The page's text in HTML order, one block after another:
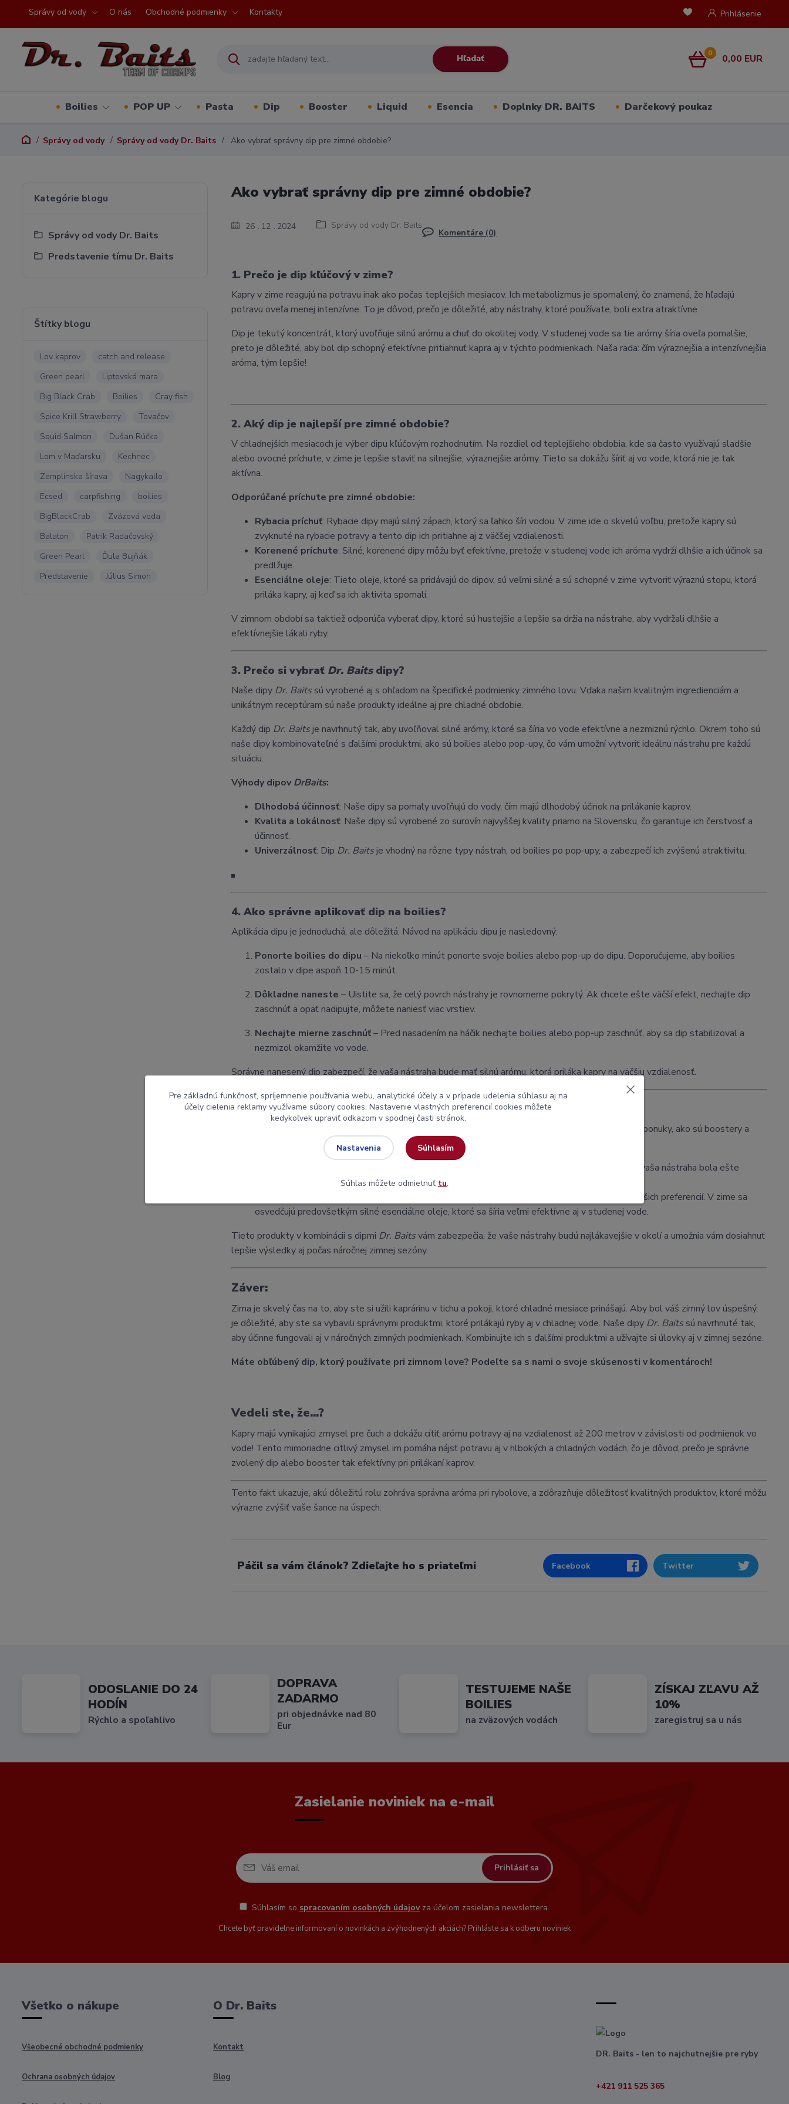
Správy od vody O nás Obchodné podmienky Kontakty Prihlásenie
Hľadať 0 0,00 EUR
Boilies POP UP Pasta Dip Booster Liquid Esencia Doplnky DR. BAITS Darčekový poukaz
Správy od vody Správy od vody Dr. Baits Ako vybrať správny dip pre zimné obdobie?
Kategórie blogu
Správy od vody Dr. Baits
Predstavenie tímu Dr. Baits
Štítky blogu
Lov kaprov
catch and release
Green pearl
Liptovská mara
Big Black Crab
Boilies
Cray fish
Spice Krill Strawberry
Tovačov
Squid Salmon
Dušan Rúčka
Lom v Maďarsku
Kechnec
Zemplínska šírava
Nagykallo
Ecsed
carpfishing
boilies
BigBlackCrab
Zväzová voda
Balaton
Patrik Radačovský
Green Pearl
Ďula Bujňák
Predstavenie
Július Simon
26 12 2024 Správy od vody Dr. Baits
Komentáre (0)
Ako vybrať správny dip pre zimné obdobie?
1. Prečo je dip kľúčový v zime?
Kapry v zime reagujú na potravu inak ako počas teplejších mesiacov. Ich metabolizmus je spomalený, čo znamená, že hľadajú
potravu oveľa menej intenzívne. To je dôvod, prečo je dôležité, aby nástrahy, ktoré používate, boli extra atraktívne.
Dip je tekutý koncentrát, ktorý uvoľňuje silnú arómu a chuť do okolitej vody. V studenej vode sa tie arómy šíria oveľa pomalšie,
preto je dôležité, aby bol dip schopný efektívne pritiahnuť kapra aj v týchto podmienkach. Naša rada: čím výraznejšia a intenzívnejšia
aróma, tým lepšie!
2. Aký dip je najlepší pre zimné obdobie?
V chladnejších mesiacoch je výber dipu kľúčovým rozhodnutím. Na rozdiel od teplejšieho obdobia, kde sa často využívajú sladšie
alebo ovocné príchute, v zime je lepšie staviť na silnejšie, výraznejšie arómy. Tieto sa dokážu šíriť aj vo vode, ktorá nie je tak
aktívna.
Odporúčané príchute pre zimné obdobie:
Rybacia príchuť: Rybacie dipy majú silný zápach, ktorý sa ľahko šíri vodou. V zime ide o skvelú voľbu, pretože kapry sú
zvyknuté na rybacie potravy a tento dip ich pritiahne aj z väčšej vzdialenosti.
Korenené príchute: Silné, korenené dipy môžu byť efektívne, pretože v studenej vode ich aróma vydrží dlhšie a ich účinok sa
predlžuje.
Esenciálne oleje: Tieto oleje, ktoré sa pridávajú do dipov, sú veľmi silné a sú schopné v zime vytvoriť výraznú stopu, ktorá
priláka kapry, aj keď sa ich aktivita spomalí.
V zimnom období sa taktiež odporúča vyberať dipy, ktoré sú hustejšie a lepšie sa držia na nástrahe, aby vydržali dlhšie a
efektívnejšie lákali ryby.
3. Prečo si vybrať Dr. Baitsdipy?
Naše dipy Dr. Baits sú vyrobené aj s ohľadom na špecifické podmienky zimného lovu. Vďaka našim kvalitným ingredienciám a
unikátnym receptúram sú naše produkty ideálne aj pre chladné obdobie.
Každý dip Dr. Baitsje navrhnutý tak, aby uvoľňoval silné arómy, ktoré sa šíria vo vode efektívne a nezmiznú rýchlo. Okrem toho sú
naše dipy kombinovateľné s ďalšími produktmi, ako sú boilies alebo pop-upy, čo vám umožní vytvoriť ideálnu nástrahu pre každú
situáciu.
Výhody dipovDrBaits:
Dlhodobá účinnosť: Naše dipy sa pomaly uvoľňujú do vody, čím majú dlhodobý účinok na prilákanie kaprov.
Kvalita a lokálnosť: Naše dipy sú vyrobené zo surovín najvyššej kvality priamo na Slovensku, čo garantuje ich čerstvosť a
účinnosť.
Univerzálnosť: Dip Dr. Baitsje vhodný na rôzne typy nástrah, od boilies po pop-upy, a zabezpečí ich zvýšenú atraktivitu.
4. Ako správne aplikovať dip na boilies?
Aplikácia dipu je jednoduchá, ale dôležitá. Návod na aplikáciu dipu je nasledovný:
Ponorte boilies do dipu – Na niekoľko minút ponorte svoje boilies alebo pop-up do dipu. Doporučujeme, aby boilies
zostalo v dipe aspoň 10-15 minút.
Dôkladne naneste – Uistite sa, že celý povrch nástrahy je rovnomerne pokrytý. Ak chcete ešte väčší efekt, nechajte dip
zaschnúť a opäť nadipujte, môžete naniesť viac vrstiev.
Nechajte mierne zaschnúť– Pred nasadením na háčik nechajte boilies alebo pop-up zaschnúť, aby sa dip stabilizoval a
nezmizol okamžite vo vode.
Správne nanesený dip zabezpečí, že vaša nástraha bude mať silnú arómu, ktorá priláka kapry na väčšiu vzdialenosť.
5. Tipy na ďalšie produkty: Boostery a esencie
Ak chcete zvýšiť atraktivitu vašich nástrah, odporúčame kombinovať dipy s ďalšími produktmi z našej ponuky, ako sú boostery a
: Tieto produkty pomáhajú zvýšiť intenzitu vône a chuti nástrahy. Pokiaľ chcete, aby vaša nástraha bola ešte
lákavejšia, booster je skvelým doplnkom k dipu.
: Používanie esencií vám umožní prispôsobiť vôňu a chuť vašich nástrah presne podľa vašich preferencií. V zime sa
osvedčujú predovšetkým silné esenciálne oleje, ktoré sa šíria veľmi efektívne aj v studenej vode.
Tieto produkty v kombinácii s dipmi Dr. Baitsvám zabezpečia, že vaše nástrahy budú najlákavejšie v okolí a umožnia vám dosiahnuť
lepšie výsledky aj počas náročnej zimnej sezóny.
Záver:
Zima je skvelý čas na to, aby ste si užili kaprárinu v tichu a pokoji, ktoré chladné mesiace prinášajú. Aby bol váš zimný lov úspešný,
je dôležité, aby ste sa vybavili správnymi produktmi, ktoré prilákajú ryby aj v chladnej vode. Naše dipy Dr. Baits sú navrhnuté tak,
aby účinne fungovali aj v náročných zimných podmienkach. Kombinujte ich s ďalšími produktmi a užívajte si úlovky aj v zimnej sezóne.
Máte obľúbený dip, ktorý používate pri zimnom love? Podeľte sa s nami o svoje skúsenosti v komentároch!
Vedeli ste, že...?
Kapry majú vynikajúci zmysel pre čuch a dokážu cítiť arómu potravy aj na vzdialenosť až 200 metrov v závislosti od podmienok vo
vode! Tento mimoriadne citlivý zmysel im pomáha nájsť potravu aj v hlbokých a chladných vodách, čo je dôvod, prečo je správne
zvolený dip alebo booster tak efektívny pri prilákaní kaprov.
Tento fakt ukazuje, akú dôležitú rolu zohráva správna aróma pri rybolove, a zdôrazňuje dôležitosť kvalitných produktov, ktoré môžu
výrazne zvýšiť vaše šance na úspech.
Páčil sa vám článok? Zdieľajte ho s priateľmi Facebook Twitter
ODOSLANIE DO 24
HODÍN
Rýchlo a spoľahlivo
DOPRAVA
ZADARMO
pri objednávke nad 80
Eur
TESTUJEME NAŠE
BOILIES
na zväzových vodách
ZÍSKAJ ZĽAVU AŽ
10%
zaregistruj sa u nás
Zasielanie noviniek na e-mail
Prihlásiť sa
Súhlasím so spracovaním osobných údajovza účelom zasielania newslettera.
Chcete byť pravidelne informovaní o novinkách a zvýhodnených akciách? Prihláste sa k odberu noviniek
Všetko o nákupe
Všeobecné obchodné podmienky
Ochrana osobných údajov
O Dr. Baits
Kontakt
Blog
DR. Baits - len to najchutnejšie pre ryby
+421 911 525 365
Pre základnú funkčnosť, spríjemnenie používania webu, analytické účely a v prípade udelenia súhlasu aj na
účely cielenia reklamy využívame súbory cookies. Nastavenie vlastných preferencií cookies môžete
kedykoľvek upraviť odkazom v spodnej časti stránok.
Nastavenia Súhlasím
Súhlas môžete odmietnuť tu.